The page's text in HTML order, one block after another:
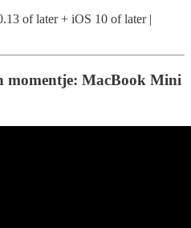
of later + iOS 10 of later |
momentje: MacBook Mini